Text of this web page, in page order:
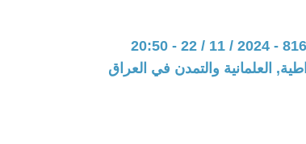
العلمانية والتمدن في العراق